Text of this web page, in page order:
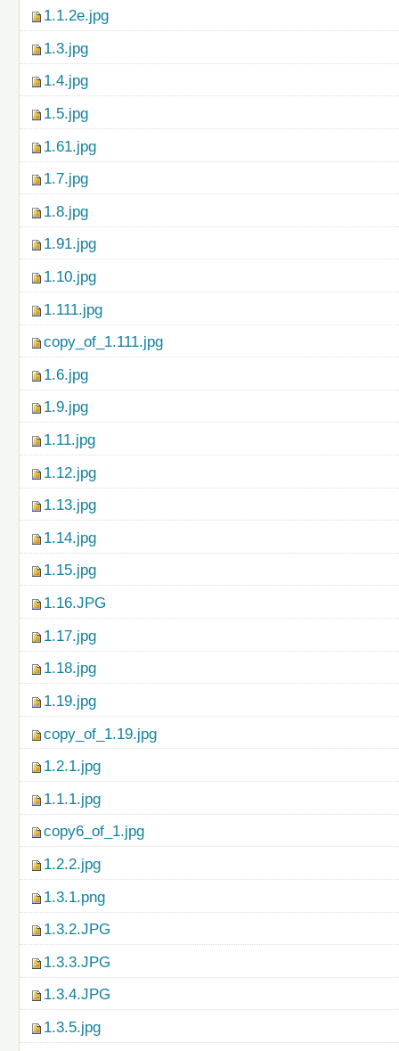
1.1.2e.jpg
1.3.jpg
1.4.jpg
1.5.jpg
1.61.jpg
1.7.jpg
1.8.jpg
1.91.jpg
1.10.jpg
1.111.jpg
copy_of_1.111.jpg
1.6.jpg
1.9.jpg
1.11.jpg
1.12.jpg
1.13.jpg
1.14.jpg
1.15.jpg
1.16.JPG
1.17.jpg
1.18.jpg
1.19.jpg
copy_of_1.19.jpg
1.2.1.jpg
1.1.1.jpg
copy6_of_1.jpg
1.2.2.jpg
1.3.1.png
1.3.2.JPG
1.3.3.JPG
1.3.4.JPG
1.3.5.jpg